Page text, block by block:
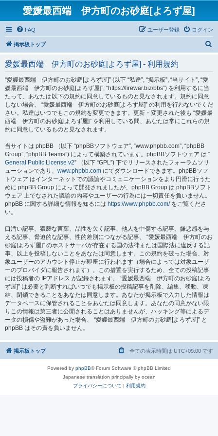
愛媛最西端 伊方町のお砂庭[よろず屋]
FAQ ログイン
ユーザー登録
掲示板トップ
愛媛最西端 伊方町のお砂庭[よろず屋] - 利用規約
“愛媛最西端 伊方町のお砂庭[よろず屋]” (以下 “私達”, “掲示板”, “当サイト”, “愛
媛最西端 伊方町のお砂庭[よろず屋]”, “https://firewar.biz/bbs”) を利用するに当
たって、あなたは以下の規約に同意しているものと見なされます。規約に同意
しない場合、 “愛媛最西端 伊方町のお砂庭[よろず屋]” の利用を行わないでくだ
さい。私達はいつでもこの規約を変更できます。更新・変更された後も “愛媛最
西端 伊方町のお砂庭[よろず屋]” を利用している間、あなたは常にこれらの規
約に同意しているものと見なされます。
当サイトは phpBB （以下 “phpBBソフトウェア”, “www.phpbb.com”, “phpBB
Group”, “phpBB Teams”) によって構築されています。phpBBソフトウェア は “
General Public License v2” （以下 “GPL”) 下でリリースされたフォーラムソリ
ューションであり、 www.phpbb.com にてダウンロードできます。phpBBソフ
トウェア はインターネットでの議論やコミュニケーションをより円滑に行うた
めに phpBB Group によって開発されましたが、phpBB Group は phpBBソフト
ウェア 上でなされた議論の内容やユーザーの行為には一切責任を負いません。
phpBB に関する詳細な情報を知るには https://www.phpbb.com/をご覧くださ
い。
口汚い記事、猥褻な言葉、品性を欠く記事、他人を中傷する記事、嫌悪感を与
える記事、脅迫的な記事、性的差別につながる記事、 “愛媛最西端 伊方町のお
砂庭[よろず屋]” のホストサーバが存在する国の法律または国際法に違反する記
事、以上を投稿しないことをあなたは同意します。この規約を破った場合、対
象ユーザーのアカウント停止が即座に行われます（場合によっては対象ユーザ
ーのプロバイダに報告されます）。この措置を実行するため、全ての投稿記事
には投稿者の IPアドレス が記録されます。 “愛媛最西端 伊方町のお砂庭[よろ
ず屋]” は必要と判断すればいつでも掲示板の投稿記事を削除、編集、移動、凍
結、閉鎖できることをあなたは同意します。あなたが掲示板で入力した情報は
データベースに保管されることをあなたは同意します。あなたの同意がない限
りこの情報は第三者に公開されることはありませんが、ハッキング等によるデ
ータの損傷や盗難があった場合、 “愛媛最西端 伊方町のお砂庭[よろず屋]” と
phpBB はその責を負いません。
掲示板トップ 全ての表示時間は UTC+09:00 です
Powered by phpBB® Forum Software © phpBB Limited
Japanese translation principally by ocean
プライバシーについて | 利用規約